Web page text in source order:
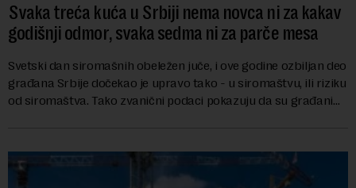
Svaka treća kuća u Srbiji nema novca ni za kakav
godišnji odmor, svaka sedma ni za parče mesa
Svetski dan siromašnih obeležen juče, i ove godine ozbiljan deo
građana Srbije dočekao je upravo tako - u siromaštvu, ili riziku
od siromaštva. Tako zvanični podaci pokazuju da su građani